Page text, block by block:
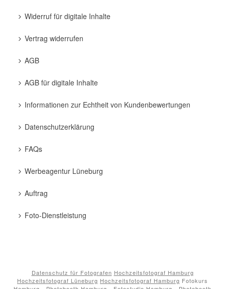
Widerruf für digitale Inhalte
Vertrag widerrufen
AGB
AGB für digitale Inhalte
Informationen zur Echtheit von Kundenbewertungen
Datenschutzerklärung
FAQs
Werbeagentur Lüneburg
Auftrag
Foto-Dienstleistung
Datenschutz für Fotografen Hochzeitsfotograf Hamburg
Hochzeitsfotograf Lüneburg Hochzeitsfotograf Hamburg Fotokurs